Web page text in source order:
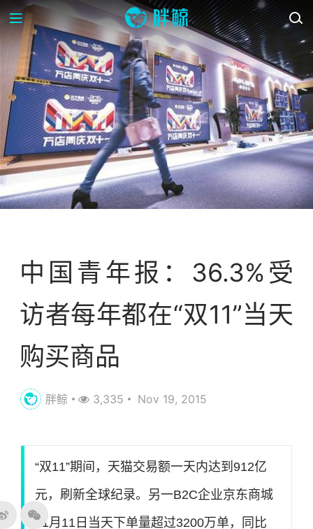
中国青年报：36.3%受
访者每年都在“双11”当天
购买商品
胖鲸 3,335 Nov 19, 2015
“双11”期间，天猫交易额一天内达到912亿
元，刷新全球纪录。另一B2C企业京东商城
11月11日当天下单量超过3200万单，同比